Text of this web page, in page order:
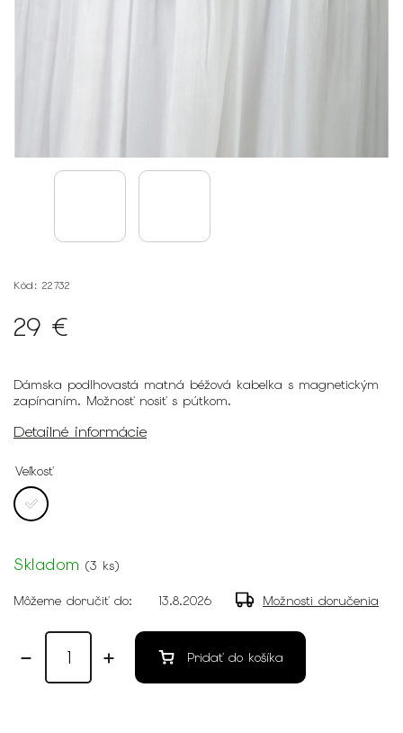
Kód: 22732
29 €
Dámska podlhovastá matná béžová kabelka s magnetickým
zapínaním. Možnosť nosiť s pútkom.
Detailné informácie
Veľkosť
Skladom (3 ks)
Môžeme doručiť do: 13.8.2026 Možnosti doručenia
Pridať do košíka